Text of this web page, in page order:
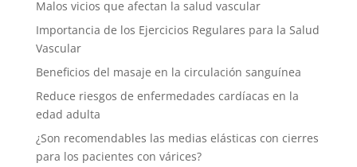
Malos vicios que afectan la salud vascular
Importancia de los Ejercicios Regulares para la Salud
Vascular
Beneficios del masaje en la circulación sanguínea
Reduce riesgos de enfermedades cardíacas en la
edad adulta
¿Son recomendables las medias elásticas con cierres
para los pacientes con várices?